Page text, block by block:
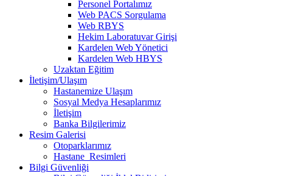
Personel Portalımız
Web PACS Sorgulama
Web RBYS
Hekim Laboratuvar Girişi
Kardelen Web Yönetici
Kardelen Web HBYS
Uzaktan Eğitim
İletişim/Ulaşım
Hastanemize Ulaşım
Sosyal Medya Hesaplarımız
İletişim
Banka Bilgilerimiz
Resim Galerisi
Otoparklarımız
Hastane_Resimleri
Bilgi Güvenliği